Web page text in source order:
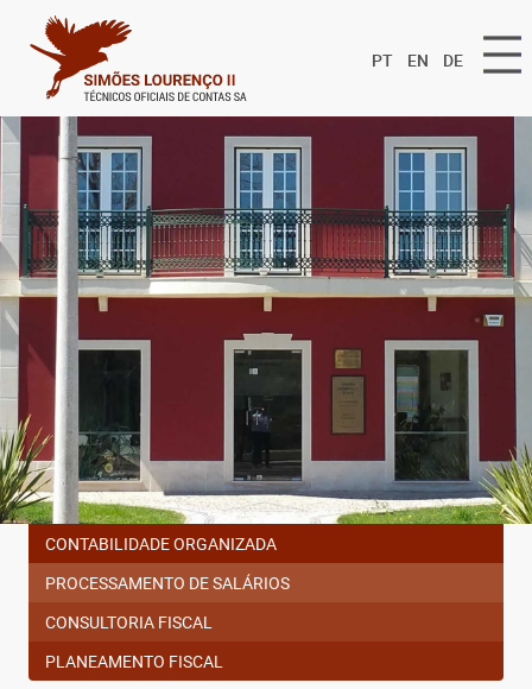
PT EN DE
CONTABILIDADEORGANIZADA
PROCESSAMENTO DE SALÁRIOS
CONSULTORIA FISCAL
PLANEAMENTO FISCAL